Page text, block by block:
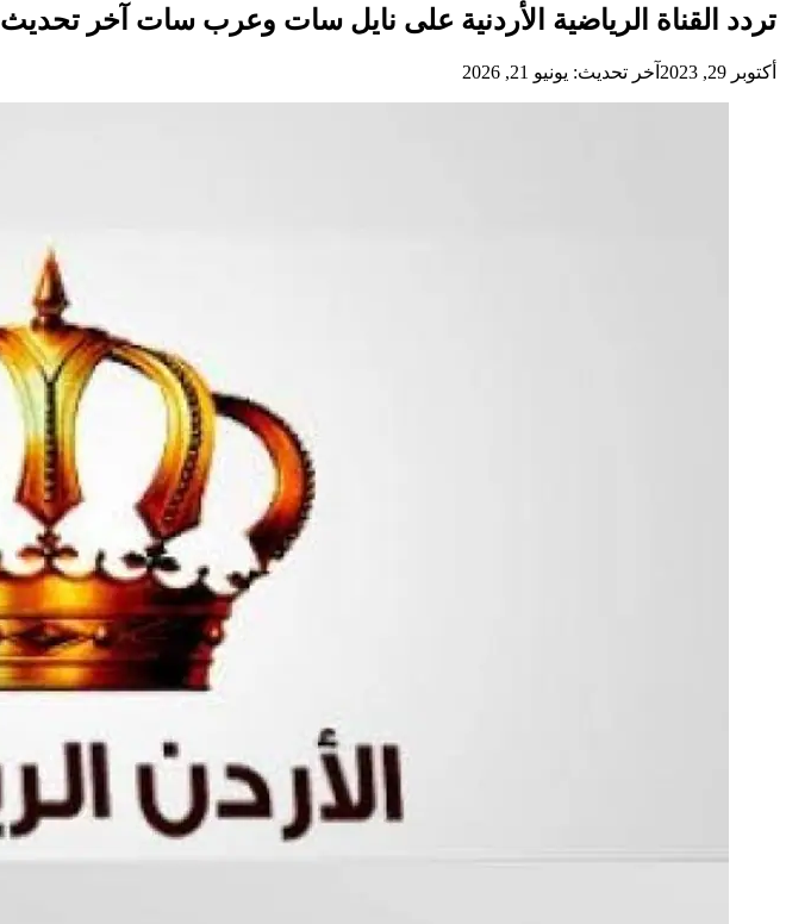
تردد القناة الرياضية الأردنية على نايل سات وعرب سات آخر تحديث
أكتوبر 29, 2023 آخر تحديث: يونيو 21, 2026